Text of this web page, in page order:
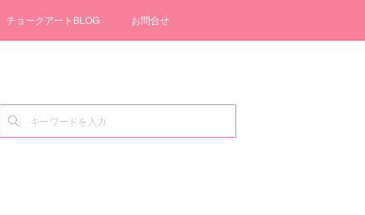
チョークアートBLOG お問合せ